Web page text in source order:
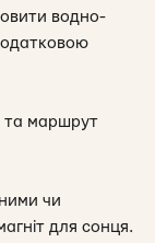
водно-
та маршрут
чи
для сонця.